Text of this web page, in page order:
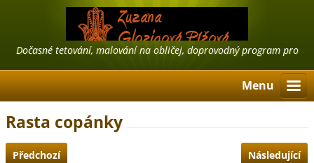
Dočasné tetování, malování na obličej, doprovodný program pro
Menu
Rasta copánky
Předchozí Následující